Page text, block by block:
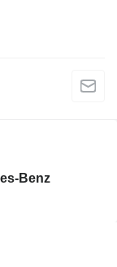
Benz